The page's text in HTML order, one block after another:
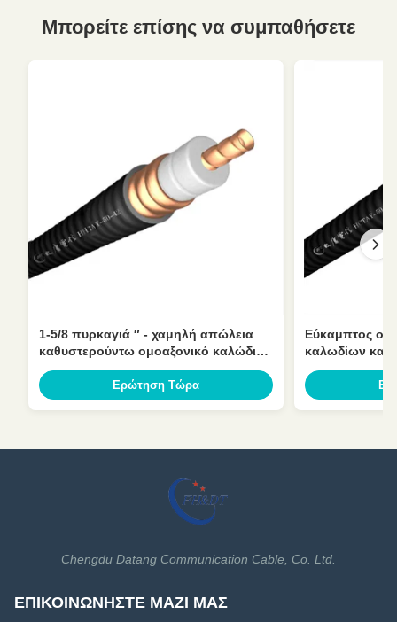
Μπορείτε επίσης να συμπαθήσετε
1-5/8 πυρκαγιά ″ - χαμηλή απώλεια
καθυστερούντω ομοαξονικό καλώδιο
50 ωμ για τις τηλεπικοινωνίες
Ερώτηση Τώρα
Εύκαμπτος
καλωδίων
σακακιών 1-1/
Chengdu Datang Communication Cable, Co. Ltd.
ΕΠΙΚΟΙΝΩΝΉΣΤΕ ΜΑΖΊ ΜΑΣ